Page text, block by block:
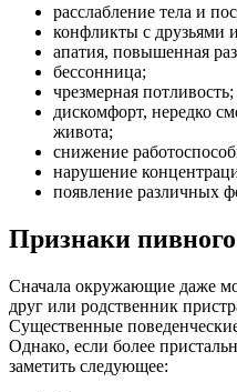
расслабление тела и
конфликты с друзьями
апатия, повышенная
бессонница;
чрезмерная потливость;
дискомфорт, нередко
живота;
снижение
нарушение
появление различных
Признаки
Сначала окружающие даже
друг или родственник
Существенные
Однако, если более
заметить следующее: